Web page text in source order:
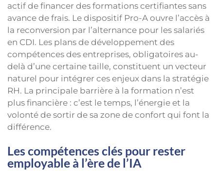
actif de financer des formations certifiantes sans
avance de frais. Le dispositif Pro-A ouvre l’accès à
la reconversion par l’alternance pour les salariés
en CDI. Les plans de développement des
compétences des entreprises, obligatoires au-
delà d’une certaine taille, constituent un vecteur
naturel pour intégrer ces enjeux dans la stratégie
RH. La principale barrière à la formation n’est
plus financière : c’est le temps, l’énergie et la
volonté de sortir de sa zone de confort qui font la
différence.
Les compétences clés pour rester
employable à l’ère de l’IA